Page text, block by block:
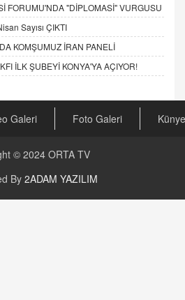
FORUMU'NDA "DİPLOMASİ" VURGUSU
Sayısı ÇIKTI
KOMŞUMUZ İRAN PANELİ
İLK ŞUBEYİ KONYA'YA AÇIYOR!
Galeri Foto Galeri Künye
© 2024 ORTA TV
By 2ADAM YAZILIM